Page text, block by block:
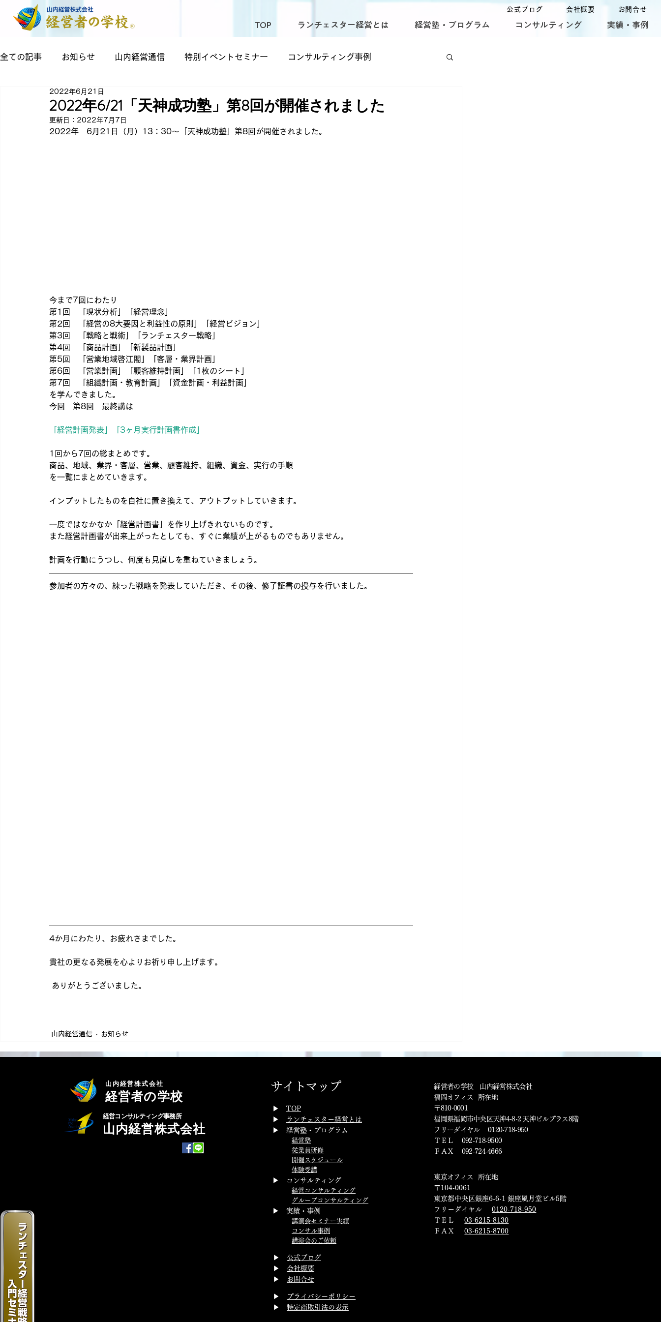
公式ブログ 会社概要 お問合せ
TOP ランチェスター経営とは 経営塾・プログラム コンサルティング 実績・事例
全ての記事 お知らせ 山内経営通信 特別イベントセミナー コンサルティング事例
2022年6/21「天神成功塾」第8回が開催されました
2022年6月21日
更新日： 2022年7月7日
2022年　6月21日（月）13：30～「天神成功塾」第8回が開催されました。
今まで7回にわたり
第1回　「現状分析」「経営理念」
第2回　「経営の8大要因と利益性の原則」「経営ビジョン」
第3回　「戦略と戦術」「ランチェスター戦略」
第4回　「商品計画」「新製品計画」
第5回　「営業地域啓江閣」「客層・業界計画」
第6回　「営業計画」「顧客維持計画」「1枚のシート」
第7回　「組織計画・教育計画」「資金計画・利益計画」
を学んできました。
今回　第8回　最終講は
「経営計画発表」「3ヶ月実行計画書作成」
1回から7回の総まとめです。
商品、地域、業界・客層、営業、顧客維持、組織、資金、実行の手順
を一覧にまとめていきます。
インプットしたものを自社に置き換えて、アウトプットしていきます。
一度ではなかなか「経営計画書」を作り上げきれないものです。
また経営計画書が出来上がったとしても、すぐに業績が上がるものでもありません。
計画を行動にうつし、何度も見直しを重ねていきましょう。
参加者の方々の、練った戦略を発表していただき、その後、修了証書の授与を行いました。
4か月にわたり、お疲れさまでした。
貴社の更なる発展を心よりお祈り申し上げます。
ありがとうございました。
山内経営通信 お知らせ
山内経営株式会社
経営者の学校
経営コンサルティング事務所
山内経営株式会社
サイトマップ
​▶ TOP
▶
ランチェスター経営とは
▶ 経営塾・プログラム
経営塾
従業員研修
開催スケジュール
体験受講
▶ コンサルティング
経営コンサルティング
グループコンサルティング
▶ 実績・事例
講演会セミナー実績
コンサル事例
講演会のご依頼
▶ 公式ブログ
▶ 会社概要
▶ お問合せ
▶
プライバシーポリシー
▶ 特定商取引法の表示
経営者の学校 山内経営株式会社
福岡オフィス 所在地
〒810-0001
福岡県福岡市中央区天神4-8-2 天神ビルプラス8階
フリーダイヤル 0120-718-950
ＴＥＬ 092-718-9500
ＦＡＸ 092-724-4666
東京オフィス 所在地
〒104-0061
東京都中央区銀座6-6-1 銀座風月堂ビル5階
フリーダイヤル0120-718-950
ＴＥＬ03-6215-8130
ＦＡＸ03-6215-8700